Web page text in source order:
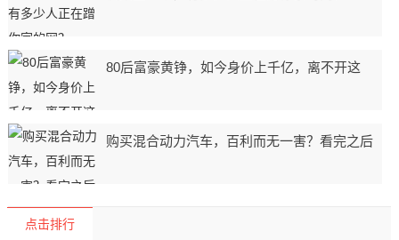
80后富豪黄铮，如今身价上千亿，离不开这
购买混合动力汽车，百利而无一害？看完之后
点击排行